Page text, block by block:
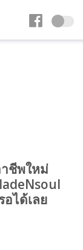
าชีพใหม่
ได้เลย